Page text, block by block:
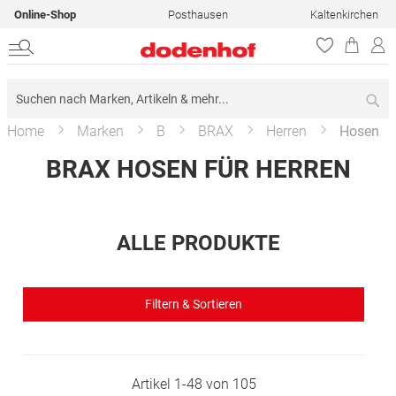
Online-Shop Posthausen Kaltenkirchen
Home Marken B BRAX Herren Hosen
BRAX HOSEN FÜR HERREN
ALLE PRODUKTE
Filtern & Sortieren
Artikel 1-48 von 105